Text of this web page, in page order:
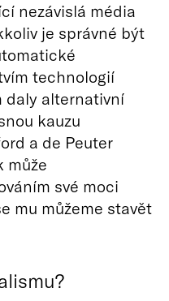
nezávislá média
je správné být
technologií
daly alternativní
kauzu
a de Peuter
může
své moci
mu můžeme stavět